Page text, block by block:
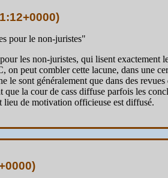
)
pour le non-juristes"
les non-juristes, qui lisent
on peut combler cette lacune, dans une
le sont généralement que dans des
la cour de cass diffuse parfois les
lieu de motivation officieuse est diffusé.
)